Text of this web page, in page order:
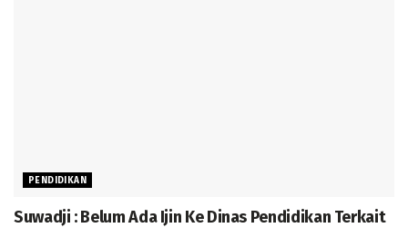
PENDIDIKAN
Suwadji : Belum Ada Ijin Ke Dinas Pendidikan Terkait